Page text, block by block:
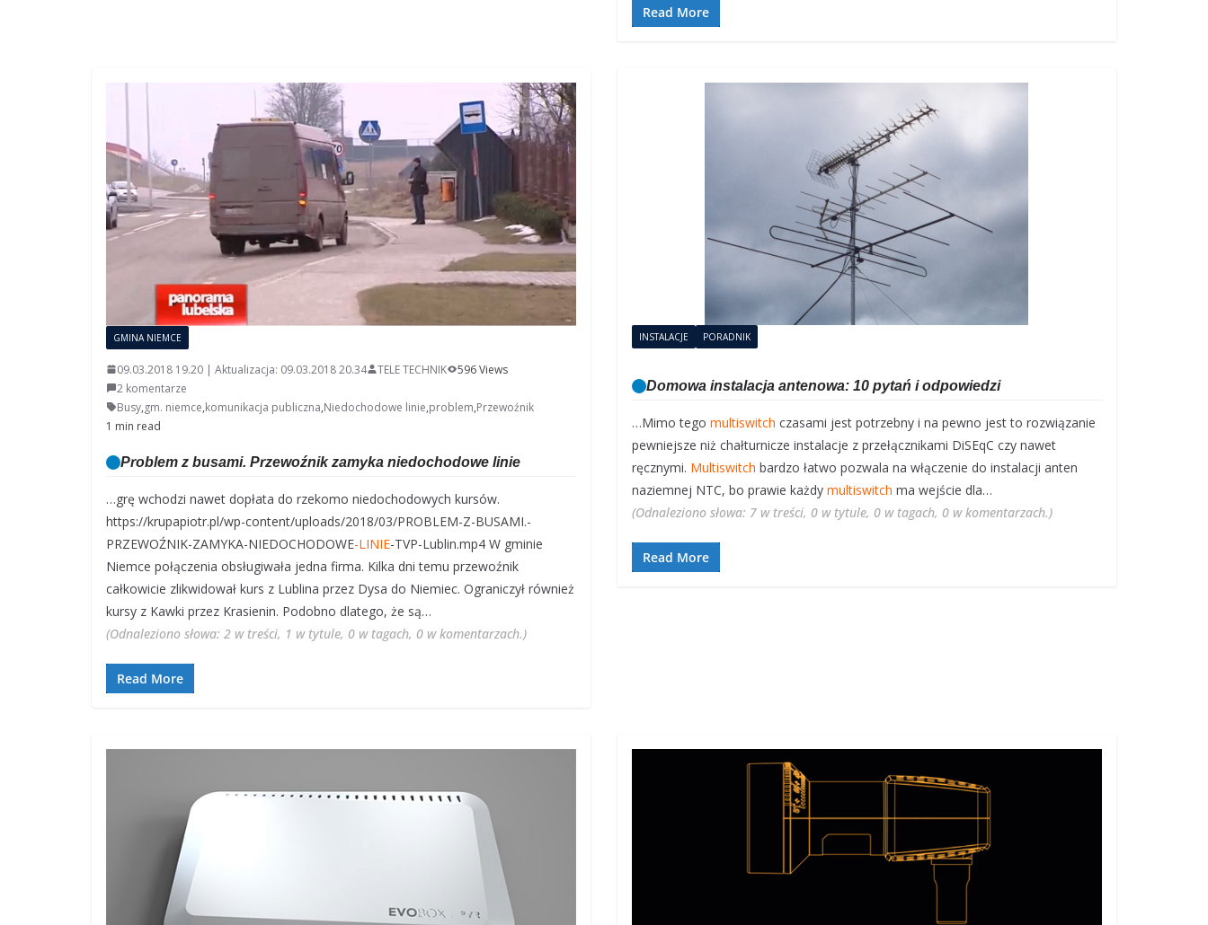
Read More
GMINA NIEMCE
09.03.2018 19.20 | Aktualizacja: 09.03.2018 20.34 TELE TECHNIK
596 Views
2 komentarze
Busy,gm. niemce,komunikacja publiczna,Niedochodowe linie,problem,Przewoźnik
1 min read
Problem z busami. Przewoźnik zamyka niedochodowe linie
…grę wchodzi nawet dopłata do rzekomo niedochodowych kursów.
https://krupapiotr.pl/wp-content/uploads/2018/03/PROBLEM-Z-BUSAMI.-
PRZEWOŹNIK-ZAMYKA-NIEDOCHODOWE-LINIE-TVP-Lublin.mp4 W gminie
Niemce połączenia obsługiwała jedna firma. Kilka dni temu przewoźnik
całkowicie zlikwidował kurs z Lublina przez Dysa do Niemiec. Ograniczył również
kursy z Kawki przez Krasienin. Podobno dlatego, że są…
(Odnaleziono słowa: 2 w treści, 1 w tytule, 0 w tagach, 0 w komentarzach.)
Read More
INSTALACJE PORADNIK
Domowa instalacja antenowa: 10 pytań i odpowiedzi
…Mimo tego multiswitch czasami jest potrzebny i na pewno jest to rozwiązanie
pewniejsze niż chałturnicze instalacje z przełącznikami DiSEqC czy nawet
ręcznymi. Multiswitch bardzo łatwo pozwala na włączenie do instalacji anten
naziemnej NTC, bo prawie każdy multiswitch ma wejście dla…
(Odnaleziono słowa: 7 w treści, 0 w tytule, 0 w tagach, 0 w komentarzach.)
Read More